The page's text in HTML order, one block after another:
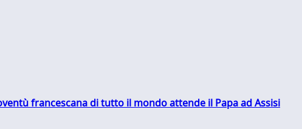
francescana di tutto il mondo attende il Papa ad Assisi